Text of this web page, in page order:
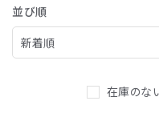
並び順
在庫のな